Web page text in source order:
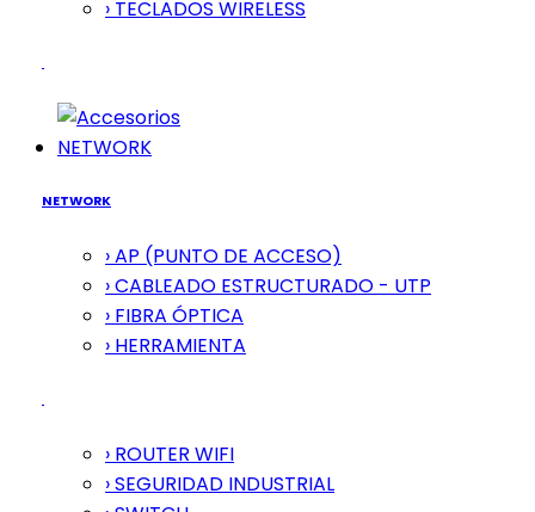
› TECLADOS WIRELESS
NETWORK
NETWORK
› AP (PUNTO DE ACCESO)
› CABLEADO ESTRUCTURADO - UTP
› FIBRA ÓPTICA
› HERRAMIENTA
› ROUTER WIFI
› SEGURIDAD INDUSTRIAL